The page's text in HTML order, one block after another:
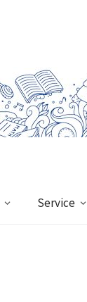
Service